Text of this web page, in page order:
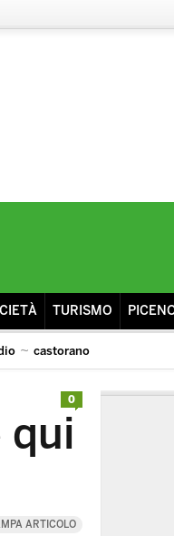
TURISMO
castorano
qui
ARTICOLO
0